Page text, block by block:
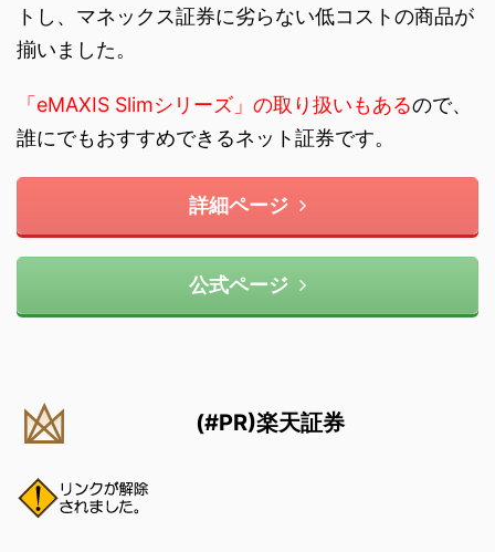
トし、マネックス証券に劣らない低コストの商品が
揃いました。
「eMAXIS Slimシリーズ」の取り扱いもあるので、
誰にでもおすすめできるネット証券です。
詳細ページ
公式ページ
(#PR)楽天証券